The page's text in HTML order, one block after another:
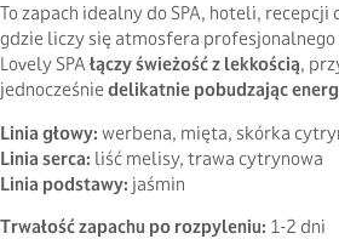
To zapach idealny do SPA, hoteli, recepcji
gdzie liczy się atmosfera
Lovely SPAłączy świeżość z lekkością,
jednocześnie delikatnie pobudzając
Linia głowy: werbena, mięta, skórka
Linia serca: liść melisy, trawa cytrynowa
Linia podstawy: jaśmin
Trwałość zapachu po rozpyleniu: 1-2 dni